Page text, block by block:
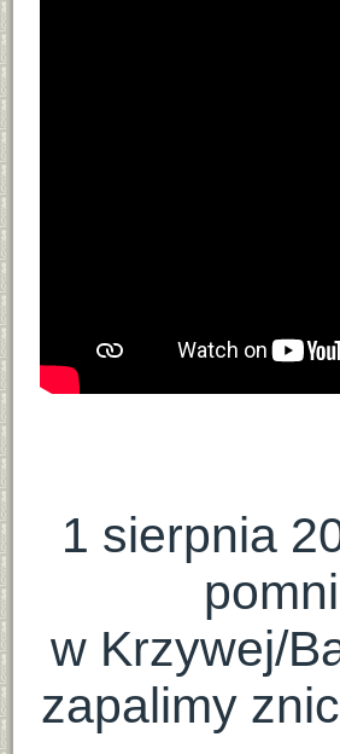
1 sierpnia
w Krzywej/
zapalimy